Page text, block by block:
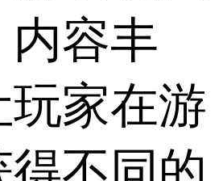
内容丰
玩家在游